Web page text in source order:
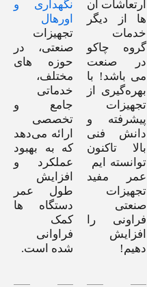
ارتعاشات آن
ها از دیگر
خدمات
گروه چاکو
در صنعت
می باشد! با
بهره‌گیری از
تجهیزات
پیشرفته و
دانش فنی
بالا تاکنون
توانسته ایم
عمر مفید
تجهیزات
صنعتی
فراونی را
افزایش
دهیم!
نگهداری و
اورهال
تجهیزات
صنعتی، در
حوزه های
مختلف،
خدماتی
جامع و
تخصصی
ارائه می‌دهد
که به بهبود
عملکرد و
افزایش
طول عمر
دستگاه ها
کمک
فراوانی
شده است.